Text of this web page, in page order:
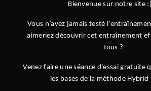
Bienvenue sur notre site
Vous n’avez jamais testé
aimeriez découvrir cet entraînement
tous ?
Venez faire une séance d'essai gratuite
les bases de la méthode
confirmés
Des spécialités
Hyrox, ou encore le